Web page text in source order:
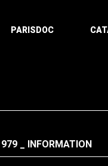
PARISDOC
INFORMATION